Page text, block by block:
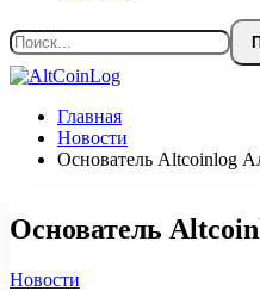
Главная
Новости
Основатель Altcoinlog
Основатель
Новости